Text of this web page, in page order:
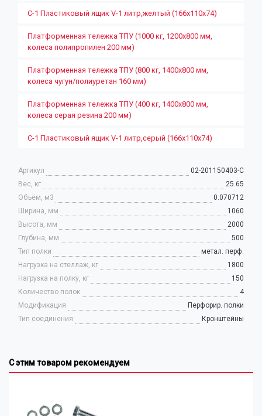
С-1 Пластиковый ящик V-1 литр,желтый (166х110х74)
Платформенная тележка ТПУ (1000 кг, 1200x800 мм,
колеса полипропилен 200 мм)
Платформенная тележка ТПУ (800 кг, 1400х800 мм,
колеса чугун/полиуретан 160 мм)
Платформенная тележка ТПУ (400 кг, 1400х800 мм,
колеса серая резина 200 мм)
С-1 Пластиковый ящик V-1 литр,серый (166х110х74)
Артикул
02-201150403-С
Вес, кг
25.65
Объём, м3
0.070712
Ширина, мм
1060
Высота, мм
2000
Глубина, мм
500
Тип полки
метал. перф.
Нагрузка на стеллаж, кг
1800
Нагрузка на полку, кг
150
Количество полок
4
Модификация
Перфорир. полки
Тип соединения
Кронштейны
С этим товаром рекомендуем